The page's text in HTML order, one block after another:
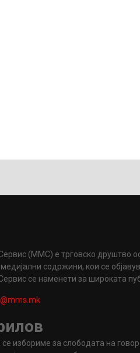
(ММС) е трговско друштво
содржини, кои се
се наменети за широката
избориме за слободата на